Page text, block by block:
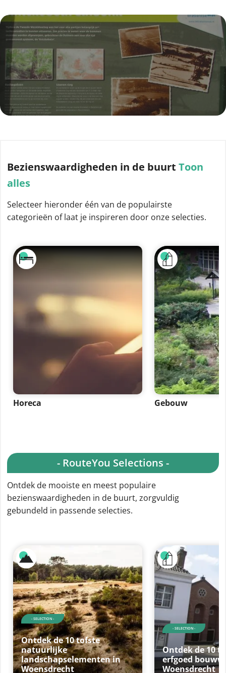
Bezienswaardigheden in de buurt Toon
alles
Selecteer hieronder één van de populairste
categorieën of laat je inspireren door onze selecties.
Horeca Gebouw
- RouteYou Selections -
Ontdek de mooiste en meest populaire
bezienswaardigheden in de buurt, zorgvuldig
gebundeld in passende selecties.
- SELECTION -
Ontdek de 10 tofste
natuurlijke
landschapselementen in
Woensdrecht
- SELECTION -
Ontdek de 10
erfgoed
Woensdrecht